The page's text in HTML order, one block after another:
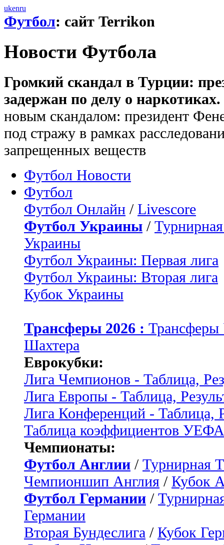
ukenru
Футбол: сайт Terrikon
Новости Футбола
Громкий скандал в Турции:
задержан по делу о наркотиках.
новым скандалом: президент
под стражу в рамках
запрещенных веществ
Футбол Новости
Футбол
Футбол Онлайн / Livescore
Футбол Украины /
Украины
Футбол Украины: Первая лига
Футбол Украины: Вторая лига
Кубок Украины
Трансферы 2026 :
Шахтера
Еврокубки:
Лига Чемпионов - Таблица,
Лига Европы - Таблица,
Лига Конференций - Таблица,
Таблица коэффициентов УЕФА
Чемпионаты:
Футбол Англии / Турнирная
Чемпионшип Англия / Кубок
Футбол Германии /
Германии
Вторая Бундеслига / Кубок